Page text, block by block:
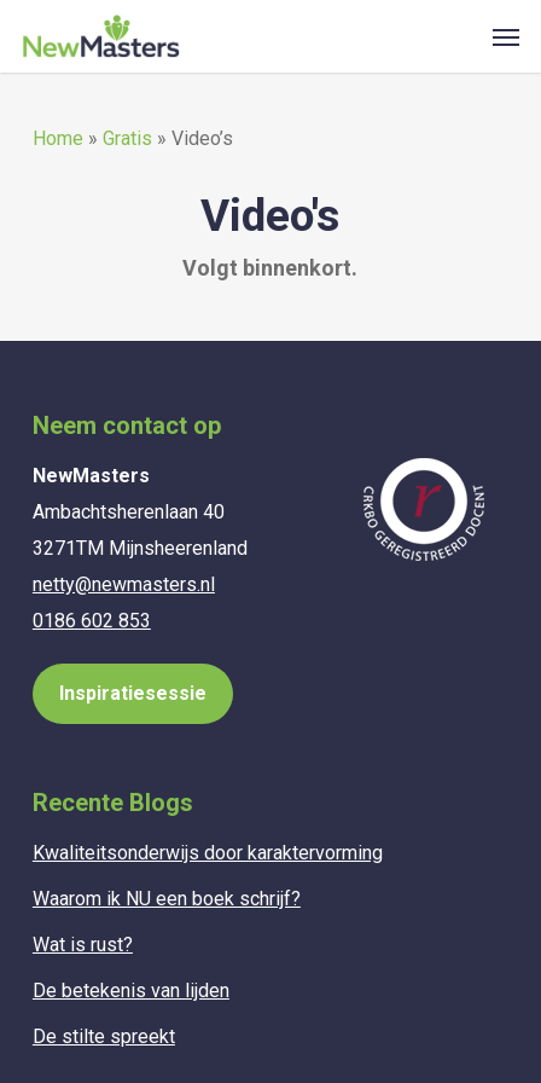
content
Home » Gratis » Video’s
Video's
Volgt binnenkort.
Neem contact op
NewMasters
Ambachtsherenlaan 40
3271TM Mijnsheerenland
netty@newmasters.nl
0186 602 853
Inspiratiesessie
Recente Blogs
Kwaliteitsonderwijs door karaktervorming
Waarom ik NU een boek schrijf?
Wat is rust?
De betekenis van lijden
De stilte spreekt